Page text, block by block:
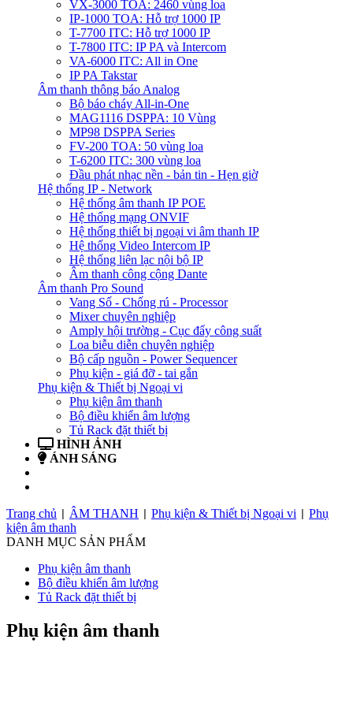
VX-3000 TOA: 2460 vùng loa
IP-1000 TOA: Hỗ trợ 1000 IP
T-7700 ITC: Hỗ trợ 1000 IP
T-7800 ITC: IP PA và Intercom
VA-6000 ITC: All in One
IP PA Takstar
Âm thanh thông báo Analog
Bộ báo cháy All-in-One
MAG1116 DSPPA: 10 Vùng
MP98 DSPPA Series
FV-200 TOA: 50 vùng loa
T-6200 ITC: 300 vùng loa
Đầu phát nhạc nền - bản tin - Hẹn giờ
Hệ thống IP - Network
Hệ thống âm thanh IP POE
Hệ thống mạng ONVIF
Hệ thống thiết bị ngoại vi âm thanh IP
Hệ thống Video Intercom IP
Hệ thống liên lạc nội bộ IP
Âm thanh công cộng Dante
Âm thanh Pro Sound
Vang Số - Chống rú - Processor
Mixer chuyên nghiệp
Amply hội trường - Cục đẩy công suất
Loa biễu diễn chuyên nghiệp
Bộ cấp nguồn - Power Sequencer
Phụ kiện - giá đỡ - tai gắn
Phụ kiện & Thiết bị Ngoại vi
Phụ kiện âm thanh
Bộ điều khiển âm lượng
Tủ Rack đặt thiết bị
HÌNH ẢNH
ÁNH SÁNG
Trang chủ
ÂM THANH Phụ kiện & Thiết bị Ngoại vi
Phụ
kiện âm thanh
DANH MỤC SẢN PHẨM
Phụ kiện âm thanh
Bộ điều khiển âm lượng
Tủ Rack đặt thiết bị
Phụ kiện âm thanh